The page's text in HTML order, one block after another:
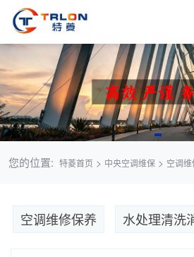
您的位置: 特菱首页 > 中央空调维保> 空调
空调维修保养 水处理清洗